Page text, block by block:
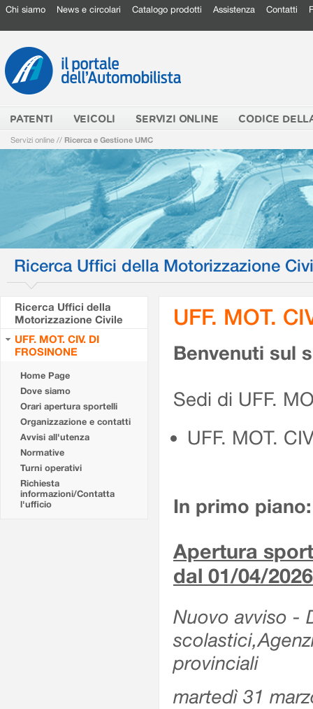
Chi siamo News e circolari Catalogo prodotti Assistenza Contatti
PATENTI VEICOLI SERVIZI ONLINE CODICE
Servizi online // Ricerca e Gestione UMC
Ricerca Uffici della Motorizzazione
Ricerca Uffici della
Motorizzazione Civile
UFF. MOT. CIV. DI
FROSINONE
Home Page
Dove siamo
Orari apertura sportelli
Organizzazione e contatti
Avvisi all'utenza
Normative
Turni operativi
Richiesta
informazioni/Contatta
l'ufficio
UFF. MOT.
Benvenuti sul
Sedi di UFF.
UFF. MOT.
In primo piano:
Apertura
dal 01/04/2026
Nuovo avviso -
provinciali
martedì 31